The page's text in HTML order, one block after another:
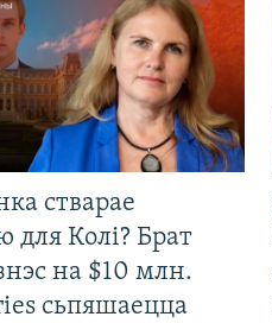
стварае
для Колі? Брат
на $10 млн.
сьпяшаецца